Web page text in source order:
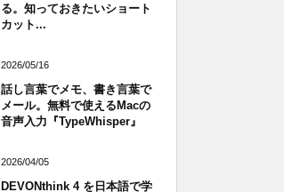
る。知っておきたいショート
カット...
2026/05/16
話し言葉でメモ、書き言葉で
メール。無料で使えるMacの
音声入力『TypeWhisper』
2026/04/05
DEVONthink 4 を日本語で学